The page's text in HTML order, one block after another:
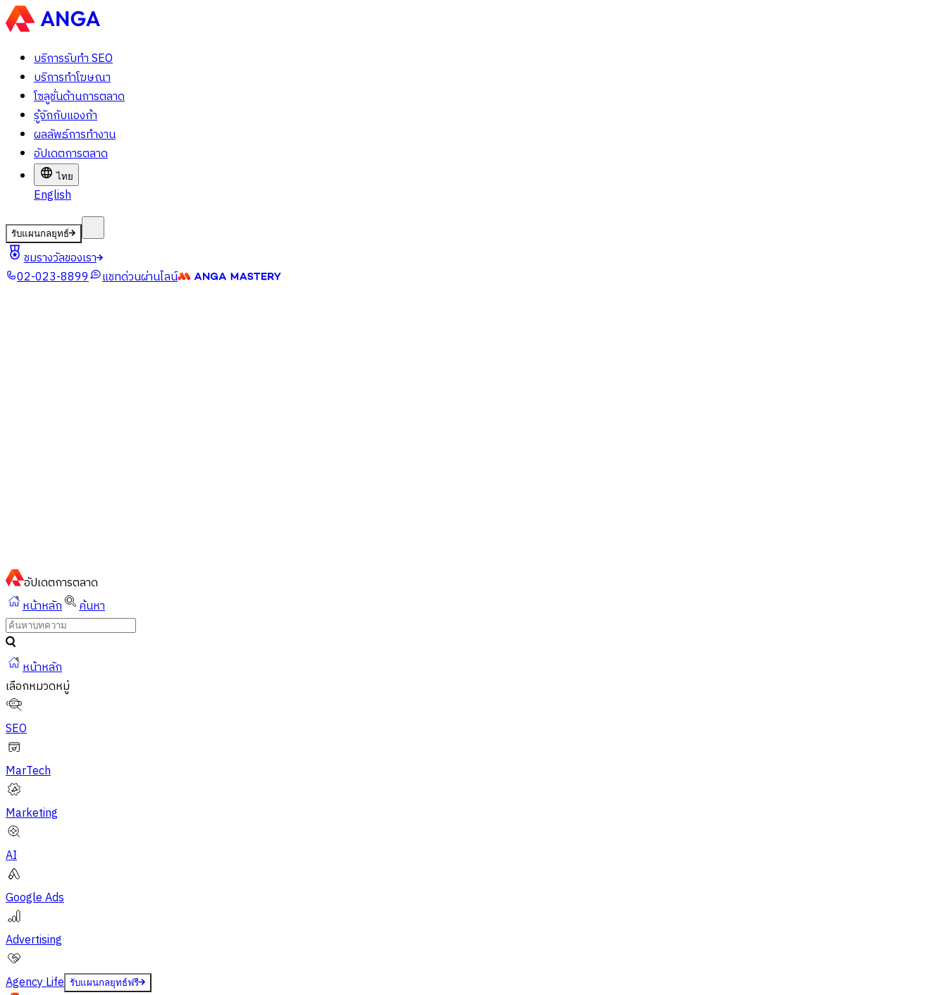
บริการรับทำ SEO
บริการทำโฆษณา
โซลูชั่นด้านการตลาด
รู้จักกับแองก้า
ผลลัพธ์การทำงาน
อัปเดตการตลาด
ไทย
English
รับแผนกลยุทธ์
ชมรางวัลของเรา
02-023-8899
แชทด่วนผ่านไลน์
อัปเดตการตลาด
หน้าหลัก
ค้นหา
หน้าหลัก
เลือกหมวดหมู่
SEO
MarTech
Marketing
AI
Google Ads
Advertising
Agency Life รับแผนกลยุทธ์ฟรี